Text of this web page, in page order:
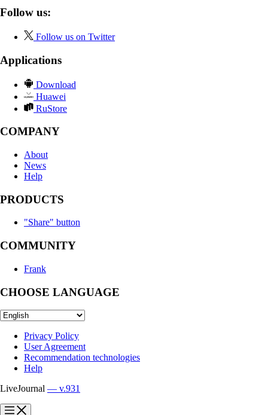
Follow us:
Follow us on Twitter
Applications
Download
Huawei
RuStore
COMPANY
About
News
Help
PRODUCTS
"Share" button
COMMUNITY
Frank
CHOOSE LANGUAGE
Privacy Policy
User Agreement
Recommendation technologies
Help
LiveJournal — v.931
?
?